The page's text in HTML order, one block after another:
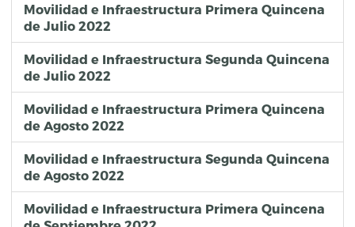
Movilidad e Infraestructura Primera Quincena
de Julio 2022
Movilidad e Infraestructura Segunda Quincena
de Julio 2022
Movilidad e Infraestructura Primera Quincena
de Agosto 2022
Movilidad e Infraestructura Segunda Quincena
de Agosto 2022
Movilidad e Infraestructura Primera Quincena